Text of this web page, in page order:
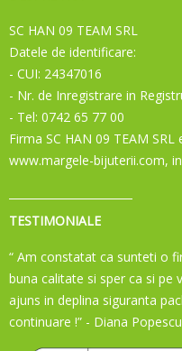
SC HAN 09 TEAM SRL
Datele de identificare:
- CUI: 24347016
- Nr. de Inregistrare in
- Tel: 0742 65 77 00
Firma SC HAN 09 TEAM
www.margele-bijuterii.com,
TESTIMONIALE
“ Am constatat ca sunteti o
buna calitate si sper ca si pe
ajuns in deplina siguranta
continuare !” - Diana Popescu